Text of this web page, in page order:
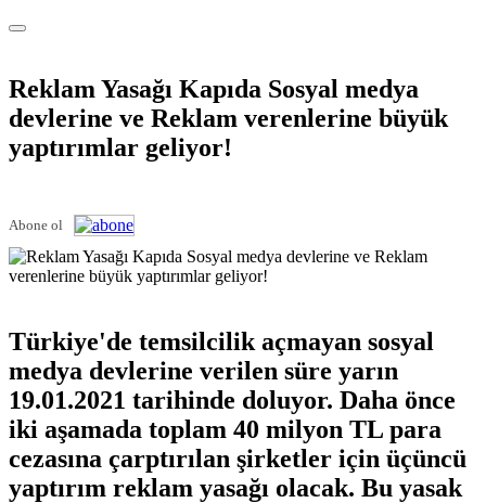
Reklam Yasağı Kapıda Sosyal medya
devlerine ve Reklam verenlerine büyük
yaptırımlar geliyor!
Abone ol
Türkiye'de temsilcilik açmayan sosyal
medya devlerine verilen süre yarın
19.01.2021 tarihinde doluyor. Daha önce
iki aşamada toplam 40 milyon TL para
cezasına çarptırılan şirketler için üçüncü
yaptırım reklam yasağı olacak. Bu yasak